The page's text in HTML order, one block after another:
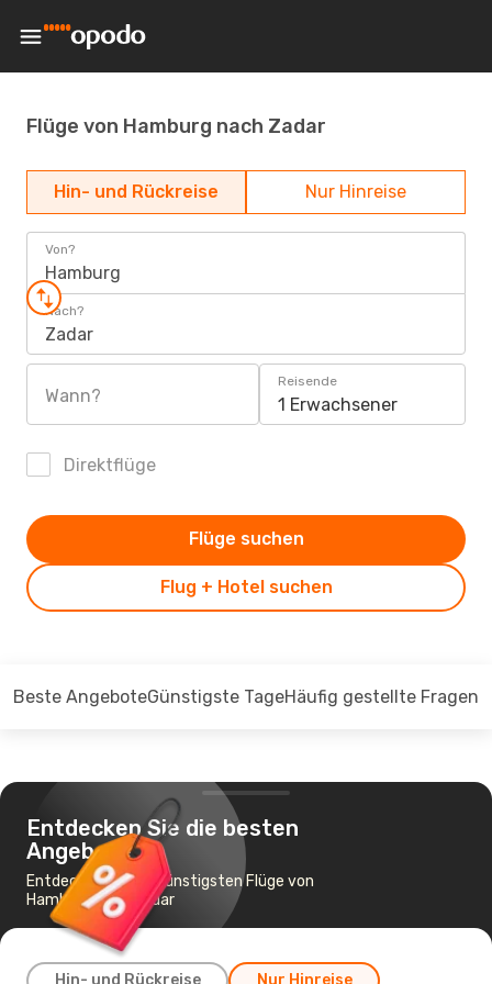
Flüge von Hamburg nach Zadar
Hin- und Rückreise Nur Hinreise
Von?
Hamburg
Nach?
Zadar
Wann?
Reisende
1 Erwachsener
Direktflüge
Flug + Hotel suchen
Flüge suchen
Beste AngeboteGünstigste TageHäufig gestellte Fragen
Entdecken Sie die besten
Angebote
Entdecken Sie die günstigsten Flüge von
Hamburg nach Zadar
Hin- und Rückreise Nur Hinreise